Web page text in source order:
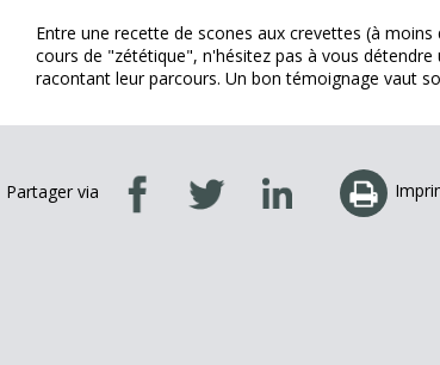
Entre une recette de scones aux crevettes (à
cours de "zététique", n'hésitez pas à vous
racontant leur parcours. Un bon témoignage vaut
Partager via